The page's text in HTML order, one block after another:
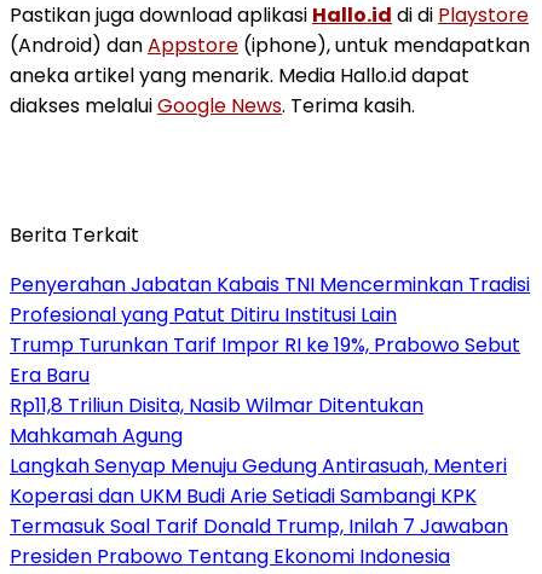
Pastikan juga download aplikasi Hallo.id di di Playstore
(Android) danAppstore (iphone), untuk mendapatkan
aneka artikel yang menarik. Media Hallo.id dapat
diakses melaluiGoogle News. Terima kasih.
Berita Terkait
Penyerahan Jabatan Kabais TNI Mencerminkan Tradisi
Profesional yang Patut Ditiru Institusi Lain
Trump Turunkan Tarif Impor RI ke 19%, Prabowo Sebut
Era Baru
Rp11,8 Triliun Disita, Nasib Wilmar Ditentukan
Mahkamah Agung
Langkah Senyap Menuju Gedung Antirasuah, Menteri
Koperasi dan UKM Budi Arie Setiadi Sambangi KPK
Termasuk Soal Tarif Donald Trump, Inilah 7 Jawaban
Presiden Prabowo Tentang Ekonomi Indonesia